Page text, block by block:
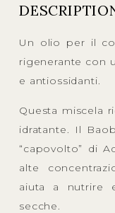
Un olio per il
rigenerante con
e antiossidanti.
Questa miscela
idratante. Il
“capovolto” di
alte
aiuta a nutrire
secche.